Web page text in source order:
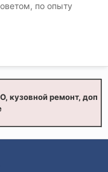
по опыту
кузовной ремонт, доп